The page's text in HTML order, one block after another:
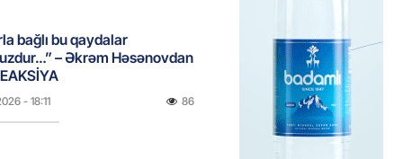
bağlı bu qaydalar
– Əkrəm Həsənovdan
- 18:11 86